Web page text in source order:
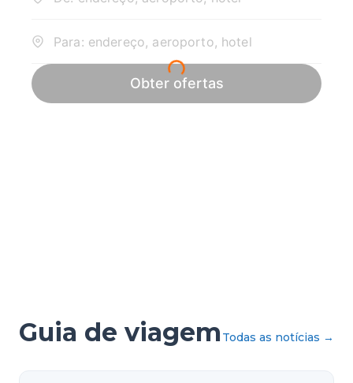
Guia de viagem Todas as notícias →